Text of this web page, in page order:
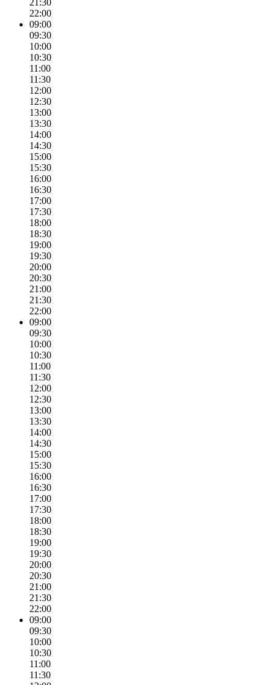
21:30
22:00
09:00
09:30
10:00
10:30
11:00
11:30
12:00
12:30
13:00
13:30
14:00
14:30
15:00
15:30
16:00
16:30
17:00
17:30
18:00
18:30
19:00
19:30
20:00
20:30
21:00
21:30
22:00
09:00
09:30
10:00
10:30
11:00
11:30
12:00
12:30
13:00
13:30
14:00
14:30
15:00
15:30
16:00
16:30
17:00
17:30
18:00
18:30
19:00
19:30
20:00
20:30
21:00
21:30
22:00
09:00
09:30
10:00
10:30
11:00
11:30